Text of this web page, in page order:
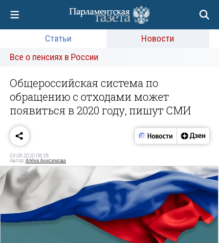
Статьи
Новости
Все о пенсиях в России
Общероссийская система по
обращению с отходами может
появиться в 2020 году, пишут СМИ
03.08.2020 08:28
Автор:Алёна Анисимова